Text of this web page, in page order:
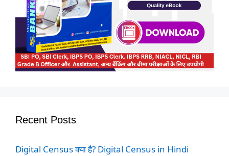
Recent Posts
Digital Census क्या है? Digital Census in Hindi